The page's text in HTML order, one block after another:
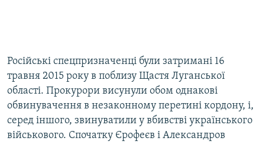
Російські спецпризначенці були затримані 16
травня 2015 року в поблизу Щастя Луганської
області. Прокурори висунули обом однакові
обвинувачення в незаконному перетині кордону, і,
серед іншого, звинуватили у вбивстві українського
військового. Спочатку Єрофеєв і Александров